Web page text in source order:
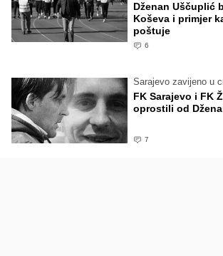
Dženan Uščuplić
Koševa i primjer
poštuje
6
Sarajevo zavijeno u
FK Sarajevo i FK
oprostili od
7